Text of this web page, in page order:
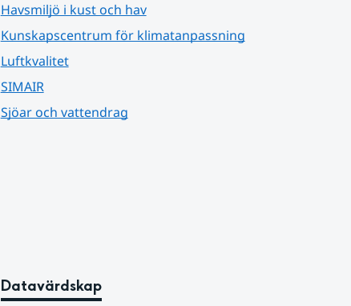
Havsmiljö i kust och hav
Kunskapscentrum för klimatanpassning
Luftkvalitet
SIMAIR
Sjöar och vattendrag
Datavärdskap